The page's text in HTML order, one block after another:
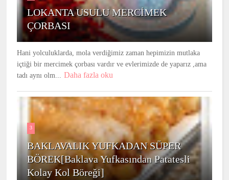
LOKANTA USULU MERCİMEK
ÇORBASI
Hani yolculuklarda, mola verdiğimiz zaman hepimizin mutlaka
içtiği bir mercimek çorbası vardır ve evlerimizde de yaparız ,ama
tadı aynı olm...
Daha fazla oku
3
BAKLAVALIK YUFKADAN SÜPER
BÖREK[Baklava Yufkasından Patatesli
Kolay Kol Böreği]